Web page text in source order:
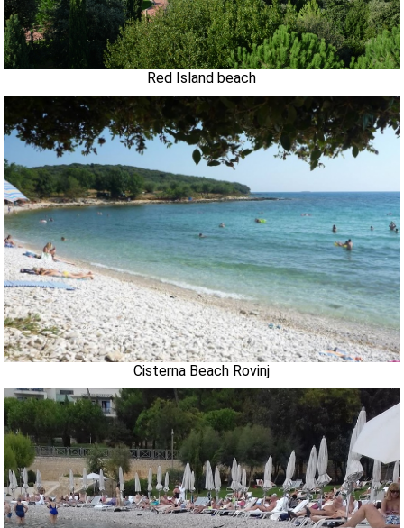
Red Island beach
Cisterna Beach Rovinj